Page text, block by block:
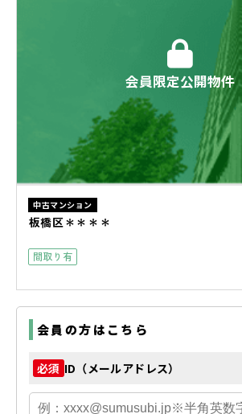
会員限定公開物件
中古マンション
板橋区＊＊＊＊
間取り有
会員の方はこちら
必須 ID（メールアドレス）